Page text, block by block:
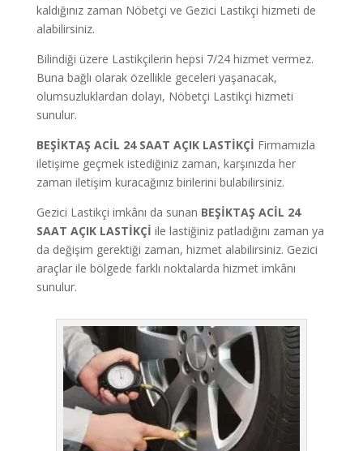
kaldığınız zaman Nöbetçi ve Gezici Lastikçi hizmeti de
alabilirsiniz.
Bilindiği üzere Lastikçilerin hepsi 7/24 hizmet vermez.
Buna bağlı olarak özellikle geceleri yaşanacak,
olumsuzluklardan dolayı, Nöbetçi Lastikçi hizmeti
sunulur.
BEŞİKTAŞ ACİL 24 SAAT AÇIK LASTİKÇİ Firmamızla
iletişime geçmek istediğiniz zaman, karşınızda her
zaman iletişim kuracağınız birilerini bulabilirsiniz.
Gezici Lastikçi imkânı da sunan BEŞİKTAŞ ACİL 24
SAAT AÇIK LASTİKÇİ ile lastiğiniz patladığını zaman ya
da değişim gerektiği zaman, hizmet alabilirsiniz. Gezici
araçlar ile bölgede farklı noktalarda hizmet imkânı
sunulur.